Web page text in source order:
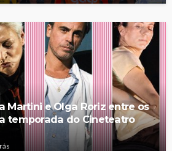
Martini e Olga Roriz entre os
temporada do Cineteatro